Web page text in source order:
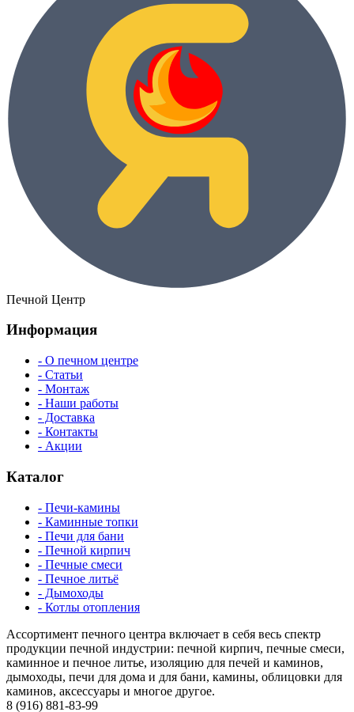
Печной Центр
Информация
- О печном центре
- Статьи
- Монтаж
- Наши работы
- Доставка
- Контакты
- Акции
Каталог
- Печи-камины
- Каминные топки
- Печи для бани
- Печной кирпич
- Печные смеси
- Печное литьё
- Дымоходы
- Котлы отопления
Ассортимент печного центра включает в себя весь спектр
продукции печной индустрии: печной кирпич, печные смеси,
каминное и печное литье, изоляцию для печей и каминов,
дымоходы, печи для дома и для бани, камины, облицовки для
каминов, аксессуары и многое другое.
8 (916) 881-83-99